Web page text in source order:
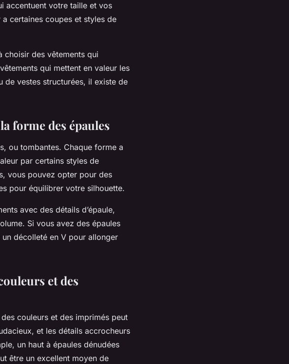
accentuent votre taille et vos
certaines coupes et styles de
choisir des vêtements qui
qui mettent en valeur les
de vestes structurées, il existe de
forme des épaules
ou tombantes. Chaque forme a
par certains styles de
vous pouvez opter pour des
pour équilibrer votre silhouette.
avec des détails d’épaule,
Si vous avez des épaules
décolleté en V pour allonger
et des
couleurs et des imprimés peut
et les détails accrocheurs
un haut à épaules dénudées
être un excellent moyen de